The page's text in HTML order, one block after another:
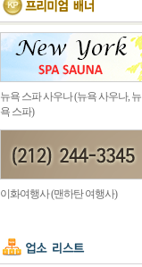
뉴욕 스파 사우나 (뉴욕 사우나, 뉴
욕 스파)
이화여행사 (맨하탄 여행사)